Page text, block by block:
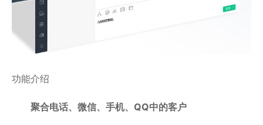
功能介绍
聚合电话、微信、手机、QQ中的客户